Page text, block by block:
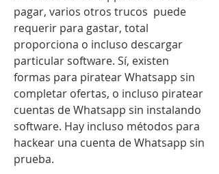
pagar, varios otros trucos  puede
requerir para gastar, total
proporciona o incluso descargar
particular software. Sí, existen
formas para piratear Whatsapp sin
completar ofertas, o incluso piratear
cuentas de Whatsapp sin instalando
software. Hay incluso métodos para
hackear una cuenta de Whatsapp sin
prueba.